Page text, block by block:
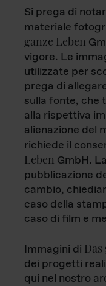
Si prega di
materiale
ganze Leben
vigore. Le
utilizzate per
prega di
sulla fonte, che
alla rispettiva
alienazione del
richiede il
Leben GmbH.
pubblicazione
cambio,
caso della
caso di film e
Immagini di Das
dei progetti
qui nel nostro